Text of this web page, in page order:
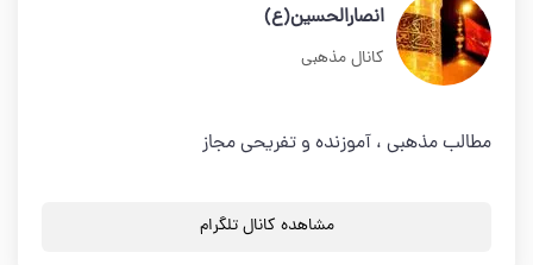
انصارالحسین(ع)
کانال مذهبی
مطالب مذهبی ، آموزنده و تفریحی مجاز
مشاهده کانال تلگرام